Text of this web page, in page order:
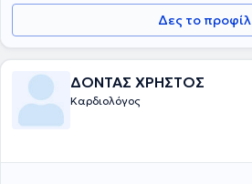
Δες το προφίλ
ΔΟΝΤΑΣ ΧΡΗΣΤΟΣ
Καρδιολόγος